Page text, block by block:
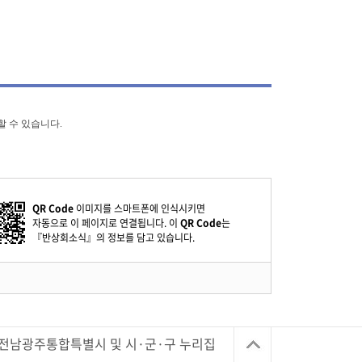
수 있습니다.
QR Code 이미지를 스마트폰에 인식시키면
자동으로 이 페이지로 연결됩니다. 이 QR Code는
『반상회소식』의 정보를 담고 있습니다.
남광주통합특별시 및 시·군·구 누리집